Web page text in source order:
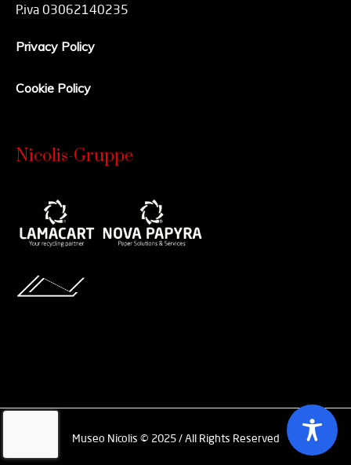
P.iva 03062140235
Privacy Policy
Cookie Policy
Nicolis-Gruppe
Museo Nicolis © 2025 / All Rights Reserved